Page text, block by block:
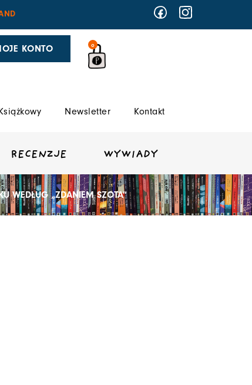
KONTO 0
Newsletter Kontakt
RECENZJE WYWIADY
WEDŁUG „ZDANIEM SZOTA”